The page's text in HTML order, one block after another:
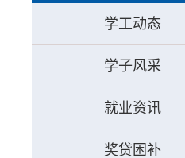
学工动态
学子风采
就业资讯
奖贷困补